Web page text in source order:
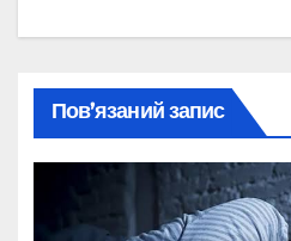
Пов’язаний запис